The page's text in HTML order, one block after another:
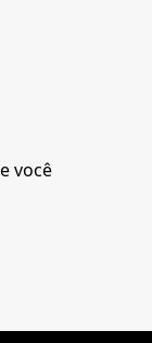
você